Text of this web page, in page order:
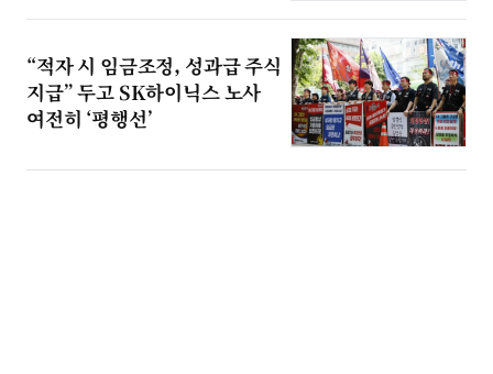
“적자 시 임금조정, 성과급 주식
지급” 두고 SK하이닉스 노사
여전히 ‘평행선’